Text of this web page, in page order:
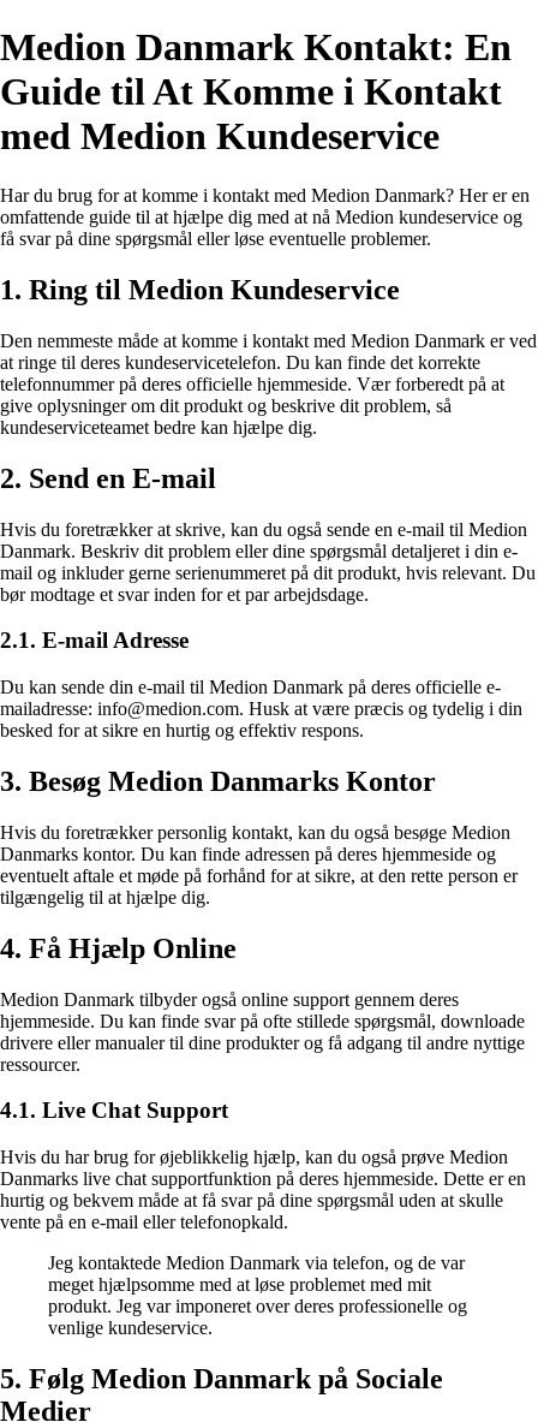
Medion Danmark Kontakt: En
Guide til At Komme i Kontakt
med Medion Kundeservice
Har du brug for at komme i kontakt med Medion Danmark? Her er en
omfattende guide til at hjælpe dig med at nå Medion kundeservice og
få svar på dine spørgsmål eller løse eventuelle problemer.
1. Ring til Medion Kundeservice
Den nemmeste måde at komme i kontakt med Medion Danmark er ved
at ringe til deres kundeservicetelefon. Du kan finde det korrekte
telefonnummer på deres officielle hjemmeside. Vær forberedt på at
give oplysninger om dit produkt og beskrive dit problem, så
kundeserviceteamet bedre kan hjælpe dig.
2. Send en E-mail
Hvis du foretrækker at skrive, kan du også sende en e-mail til Medion
Danmark. Beskriv dit problem eller dine spørgsmål detaljeret i din e-
mail og inkluder gerne serienummeret på dit produkt, hvis relevant. Du
bør modtage et svar inden for et par arbejdsdage.
2.1. E-mail Adresse
Du kan sende din e-mail til Medion Danmark på deres officielle e-
mailadresse: info@medion.com. Husk at være præcis og tydelig i din
besked for at sikre en hurtig og effektiv respons.
3. Besøg Medion Danmarks Kontor
Hvis du foretrækker personlig kontakt, kan du også besøge Medion
Danmarks kontor. Du kan finde adressen på deres hjemmeside og
eventuelt aftale et møde på forhånd for at sikre, at den rette person er
tilgængelig til at hjælpe dig.
4. Få Hjælp Online
Medion Danmark tilbyder også online support gennem deres
hjemmeside. Du kan finde svar på ofte stillede spørgsmål, downloade
drivere eller manualer til dine produkter og få adgang til andre nyttige
ressourcer.
4.1. Live Chat Support
Hvis du har brug for øjeblikkelig hjælp, kan du også prøve Medion
Danmarks live chat supportfunktion på deres hjemmeside. Dette er en
hurtig og bekvem måde at få svar på dine spørgsmål uden at skulle
vente på en e-mail eller telefonopkald.
Jeg kontaktede Medion Danmark via telefon, og de var
meget hjælpsomme med at løse problemet med mit
produkt. Jeg var imponeret over deres professionelle og
venlige kundeservice.
5. Følg Medion Danmark på Sociale
Medier